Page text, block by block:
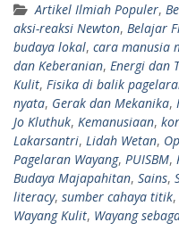
Artikel Ilmiah Populer,
aksi-reaksi Newton, Belajar
budaya lokal, cara manusia
dan Keberanian, Energi dan
Kulit, Fisika di balik
nyata, Gerak dan Mekanika,
Jo Kluthuk, Kemanusiaan,
Lakarsantri, Lidah Wetan,
Pagelaran Wayang, PUISBM,
Budaya Majapahitan, Sains,
literacy, sumber cahaya titik,
Wayang Kulit, Wayang